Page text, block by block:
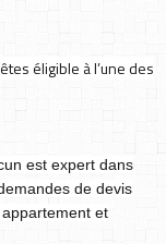
éligible à l’une des
est expert dans
de devis
et